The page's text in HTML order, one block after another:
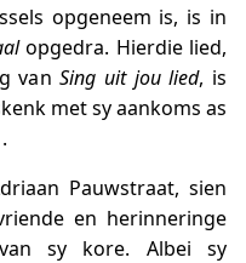
opgeneem is, is in
opgedra. Hierdie lied,
vanSing uit jou lied, is
met sy aankoms as
Pauwstraat, sien
en herinneringe
sy kore. Albei sy